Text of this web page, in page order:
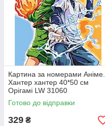
Картина за номерами Аніме.
Хантер хантер 40*50 см
Орігамі LW 31060
Готово до відправки
329 ₴